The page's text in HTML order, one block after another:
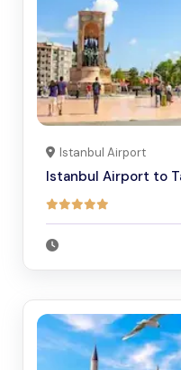
Istanbul Airport
Istanbul Airport to